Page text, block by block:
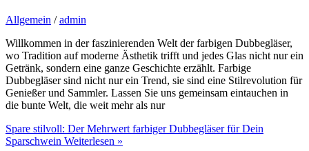
Allgemein /admin
Willkommen in der faszinierenden Welt der farbigen Dubbegläser,
wo Tradition auf moderne Ästhetik trifft und jedes Glas nicht nur ein
Getränk, sondern eine ganze Geschichte erzählt. Farbige
Dubbegläser sind nicht nur ein Trend, sie sind eine Stilrevolution für
Genießer und Sammler. Lassen Sie uns gemeinsam eintauchen in
die bunte Welt, die weit mehr als nur
Spare stilvoll: Der Mehrwert farbiger Dubbegläser für Dein
Sparschwein Weiterlesen »